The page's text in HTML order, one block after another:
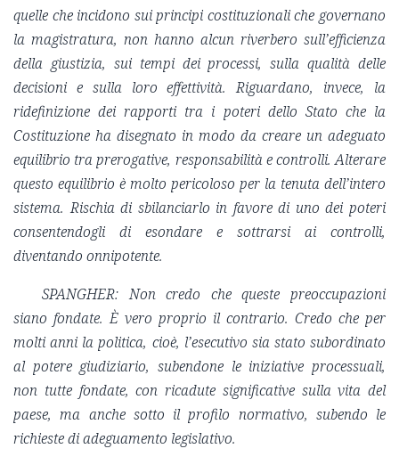
quelle che incidono sui principi costituzionali che governano
la magistratura, non hanno alcun riverbero sull’efficienza
della giustizia, sui tempi dei processi, sulla qualità delle
decisioni e sulla loro effettività. Riguardano, invece, la
ridefinizione dei rapporti tra i poteri dello Stato che la
Costituzione ha disegnato in modo da creare un adeguato
equilibrio tra prerogative, responsabilità e controlli. Alterare
questo equilibrio è molto pericoloso per la tenuta dell’intero
sistema. Rischia di sbilanciarlo in favore di uno dei poteri
consentendogli di esondare e sottrarsi ai controlli,
diventando onnipotente.
SPANGHER:Non credo che queste preoccupazioni
siano fondate. È vero proprio il contrario. Credo che per
molti anni la politica, cioè, l’esecutivo sia stato subordinato
al potere giudiziario, subendone le iniziative processuali,
non tutte fondate, con ricadute significative sulla vita del
paese, ma anche sotto il profilo normativo, subendo le
richieste di adeguamento legislativo.